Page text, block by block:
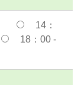
14：
18：00 -